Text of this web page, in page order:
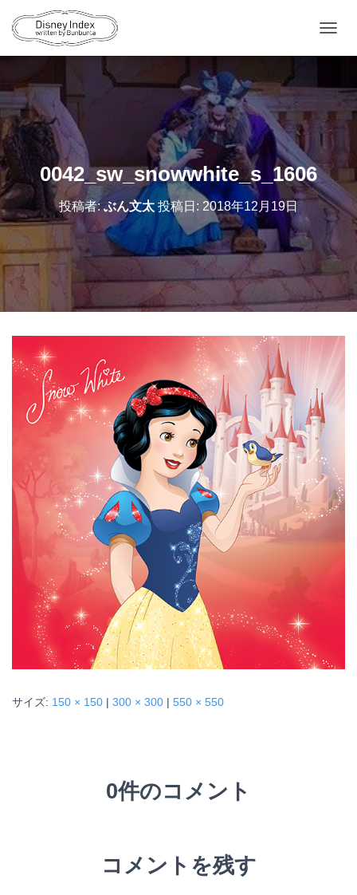
ビ
ー
シ
ン
を
り
替
え
0042_sw_snowwhite_s_1606
投稿者:ぶん文太 投稿日: 2018年12月19日
サイズ: 150 × 150 | 300 × 300 | 550 × 550
0件のコメント
コメントを残す